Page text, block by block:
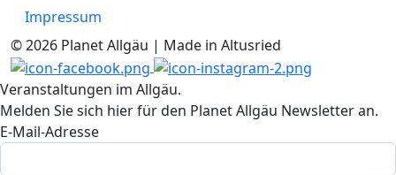
Impressum
© 2026 Planet Allgäu | Made in Altusried
Veranstaltungen im Allgäu.
Melden Sie sich hier für den Planet Allgäu Newsletter an.
E-Mail-Adresse